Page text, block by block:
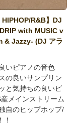
HIPHOP/R&B】DJ
with MUSIC v
& Jazzy- (DJ アラ
いピアノの音色
の良いサンプリン
と気持ちの良いビ
メインストリーム
自のヒップホップ/
！